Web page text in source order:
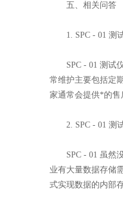
五、相关问答
1. SPC - 01 测
SPC - 01 测试仪
常维护主要包括定
家通常会提供*的售
2. SPC - 01 测试
SPC - 01 虽然没
业有大量数据存储
式实现数据的内部